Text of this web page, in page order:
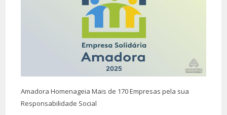
Amadora Homenageia Mais de 170 Empresas pela sua
Responsabilidade Social